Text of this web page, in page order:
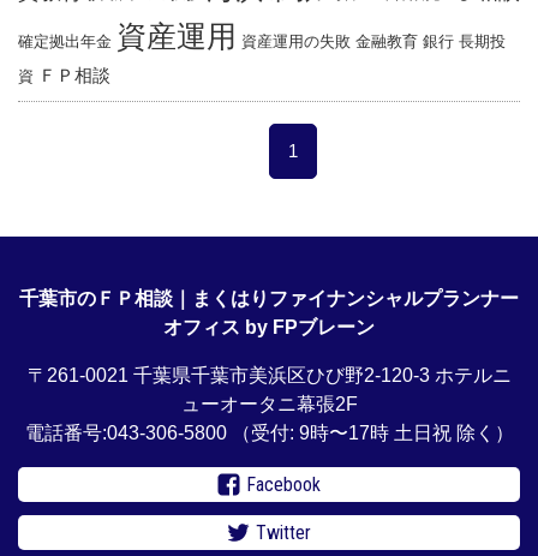
確定拠出年金 資産運用 資産運用の失敗 金融教育 銀行 長期投
資 ＦＰ相談
1
千葉市のＦＰ相談｜まくはりファイナンシャルプランナー
オフィス by FPブレーン
〒261-0021 千葉県千葉市美浜区ひび野2-120-3 ホテルニ
ューオータニ幕張2F
電話番号:043-306-5800
（受付: 9時〜17時 土日祝 除く）
Facebook
Twitter